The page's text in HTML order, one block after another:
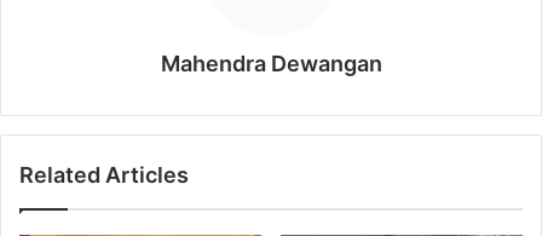
Mahendra Dewangan
Related Articles